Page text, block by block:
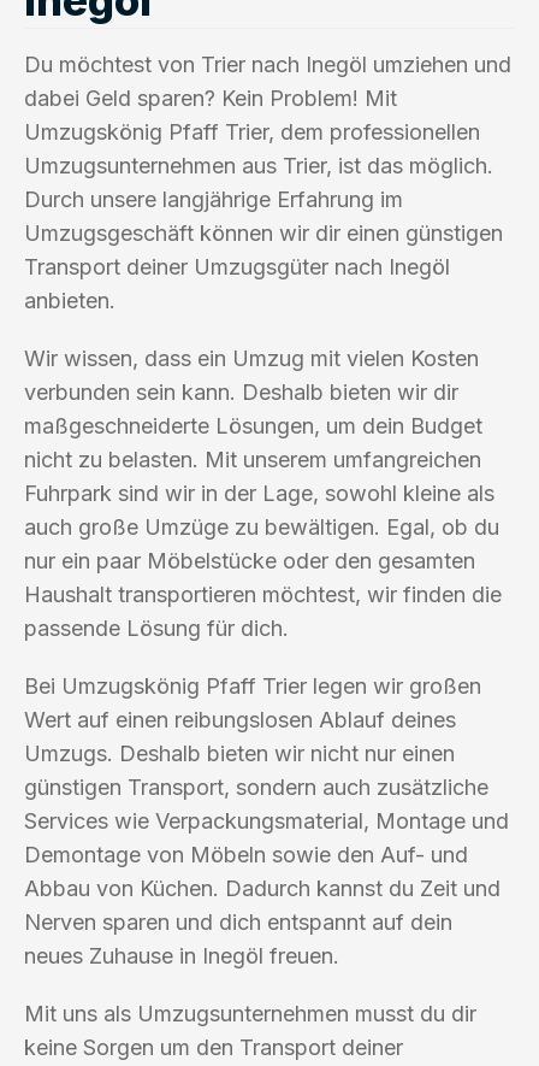
Du möchtest von Trier nach Inegöl umziehen und
dabei Geld sparen? Kein Problem! Mit
Umzugskönig Pfaff Trier, dem professionellen
Umzugsunternehmen aus Trier, ist das möglich.
Durch unsere langjährige Erfahrung im
Umzugsgeschäft können wir dir einen günstigen
Transport deiner Umzugsgüter nach Inegöl
anbieten.
Wir wissen, dass ein Umzug mit vielen Kosten
verbunden sein kann. Deshalb bieten wir dir
maßgeschneiderte Lösungen, um dein Budget
nicht zu belasten. Mit unserem umfangreichen
Fuhrpark sind wir in der Lage, sowohl kleine als
auch große Umzüge zu bewältigen. Egal, ob du
nur ein paar Möbelstücke oder den gesamten
Haushalt transportieren möchtest, wir finden die
passende Lösung für dich.
Bei Umzugskönig Pfaff Trier legen wir großen
Wert auf einen reibungslosen Ablauf deines
Umzugs. Deshalb bieten wir nicht nur einen
günstigen Transport, sondern auch zusätzliche
Services wie Verpackungsmaterial, Montage und
Demontage von Möbeln sowie den Auf- und
Abbau von Küchen. Dadurch kannst du Zeit und
Nerven sparen und dich entspannt auf dein
neues Zuhause in Inegöl freuen.
Mit uns als Umzugsunternehmen musst du dir
keine Sorgen um den Transport deiner